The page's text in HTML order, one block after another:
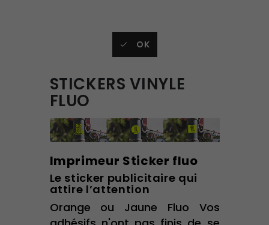
 OK
STICKERS VINYLE
FLUO
Imprimeur Sticker fluo
Le sticker publicitaire qui
attire l’attention
Orange ou Jaune Fluo Vos